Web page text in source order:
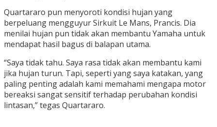
Quartararo pun menyoroti kondisi hujan yang
berpeluang mengguyur Sirkuit Le Mans, Prancis. Dia
menilai hujan pun tidak akan membantu Yamaha untuk
mendapat hasil bagus di balapan utama.
“Saya tidak tahu. Saya rasa tidak akan membantu kami
jika hujan turun. Tapi, seperti yang saya katakan, yang
paling penting adalah kami memahami mengapa motor
bereaksi sangat sensitif terhadap perubahan kondisi
lintasan,” tegas Quartararo.